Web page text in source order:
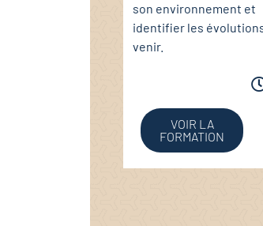
son environnement et
identifier les
venir.
VOIR LA
FORMATION